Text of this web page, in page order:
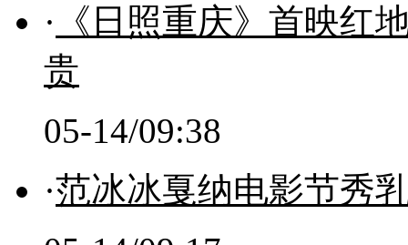
· 《日照重庆》首映红
贵
05-14/09:38
·范冰冰戛纳电影节秀